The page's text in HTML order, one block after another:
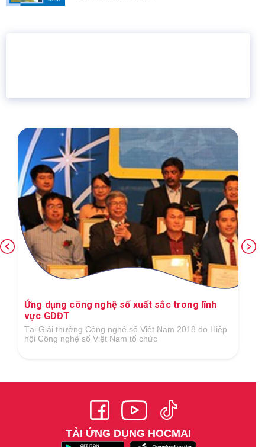
Ứng dụng công nghệ số xuất sắc trong lĩnh
vực GDĐT
Tại Giải thưởng Công nghệ số Việt Nam 2018 do Hiệp
hội Công nghệ số Việt Nam tổ chức
TẢI ỨNG DỤNG HOCMAI